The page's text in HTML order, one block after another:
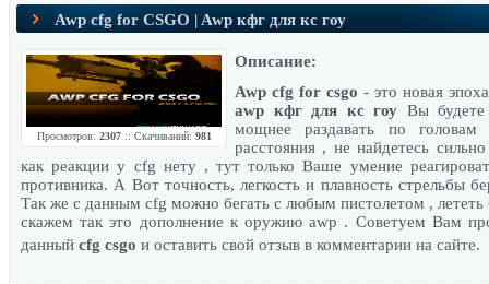
Awp cfg for CSGO | Awp кфг для кс гоу
Просмотров: 2307:: Скачиваний: 981
Описание:
Awp cfg for csgo - это новая
awp кфг для кс гоу Вы будете
мощнее раздавать по головам
расстояния , не найдетесь
как реакции у cfg нету , тут только Ваше умение
противника. А Вот точность, легкость и плавность стрельбы
Так же с данным cfg можно бегать с любым пистолетом , лететь
скажем так это дополнение к оружию awp . Советуем Вам
данный cfg csgo и оставить свой отзыв в комментарии на сайте.